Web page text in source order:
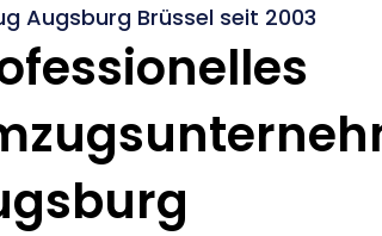
Augsburg Brüssel seit 2003